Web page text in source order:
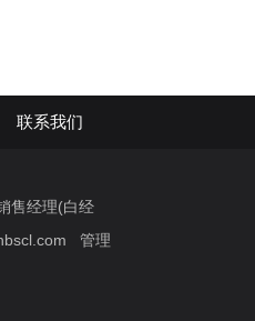
联系我们
售经理(白经
管理